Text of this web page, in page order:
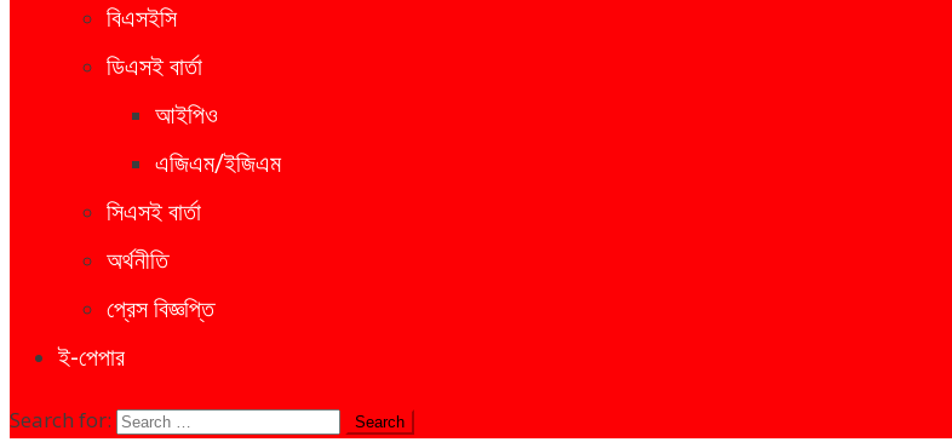
বিএসইসি
ডিএসই বার্তা
আইপিও
এজিএম/ইজিএম
সিএসই বার্তা
অর্থনীতি
প্রেস বিজ্ঞপ্তি
ই-পেপার
Search for: